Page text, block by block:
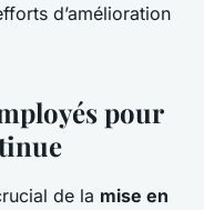
d’amélioration
pour
de la mise en